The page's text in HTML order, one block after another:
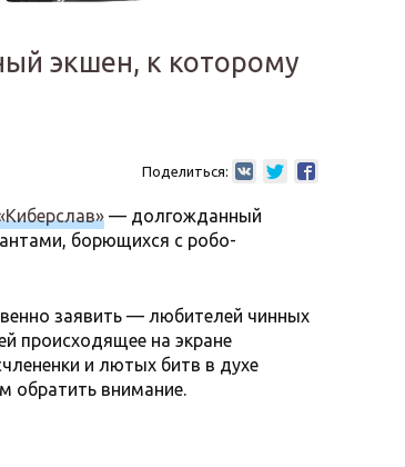
экшен, к которому
Поделиться:
— долгожданный
борющихся с робо-
заявить — любителей чинных
происходящее на экране
и лютых битв в духе
обратить внимание.